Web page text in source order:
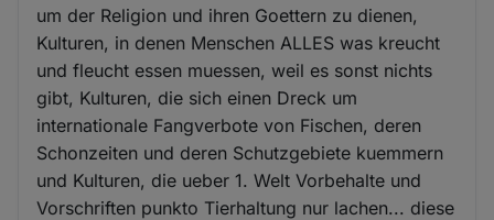
um der Religion und ihren Goettern zu dienen,
Kulturen, in denen Menschen ALLES was kreucht
und fleucht essen muessen, weil es sonst nichts
gibt, Kulturen, die sich einen Dreck um
internationale Fangverbote von Fischen, deren
Schonzeiten und deren Schutzgebiete kuemmern
und Kulturen, die ueber 1. Welt Vorbehalte und
Vorschriften punkto Tierhaltung nur lachen... diese